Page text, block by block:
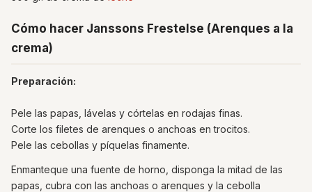
Cómo hacer Janssons Frestelse (Arenques a la
crema)
Preparación:
Pele las papas, lávelas y córtelas en rodajas finas.
Corte los filetes de arenques o anchoas en trocitos.
Pele las cebollas y píquelas finamente.
Enmanteque una fuente de horno, disponga la mitad de las
papas, cubra con las anchoas o arenques y la cebolla